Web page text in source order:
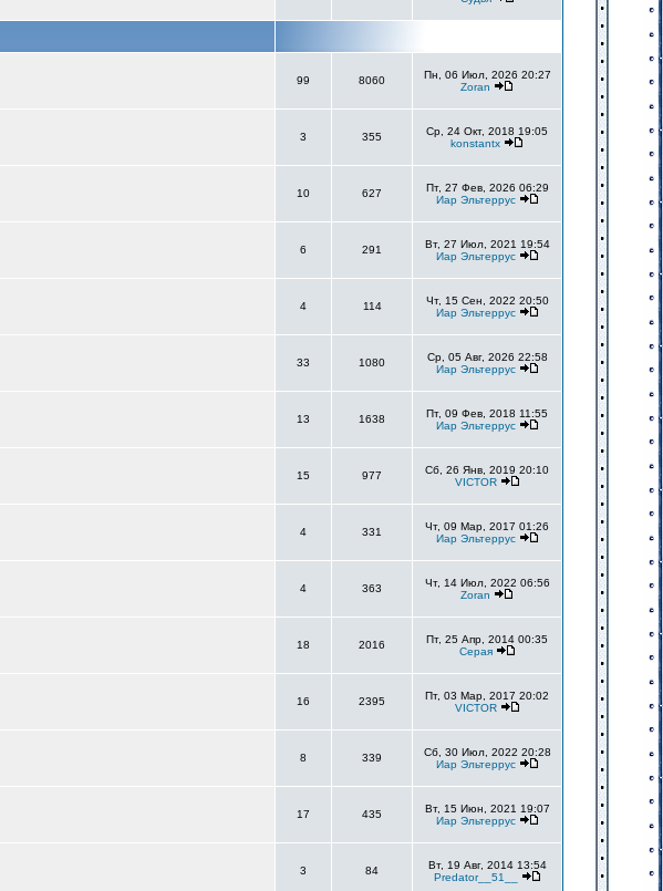
99 8060
Пн, 06 Июл, 2026 20:27
Zoran
3 355
Ср, 24 Окт, 2018 19:05
konstantx
10 627
Пт, 27 Фев, 2026 06:29
Иар Эльтеррус
6 291
Вт, 27 Июл, 2021 19:54
Иар Эльтеррус
4 114
Чт, 15 Сен, 2022 20:50
Иар Эльтеррус
33 1080
Ср, 05 Авг, 2026 22:58
Иар Эльтеррус
13 1638
Пт, 09 Фев, 2018 11:55
Иар Эльтеррус
15 977
Сб, 26 Янв, 2019 20:10
VICTOR
4 331
Чт, 09 Мар, 2017 01:26
Иар Эльтеррус
4 363
Чт, 14 Июл, 2022 06:56
Zoran
18 2016
Пт, 25 Апр, 2014 00:35
Серая
16 2395
Пт, 03 Мар, 2017 20:02
VICTOR
8 339
Сб, 30 Июл, 2022 20:28
Иар Эльтеррус
17 435
Вт, 15 Июн, 2021 19:07
Иар Эльтеррус
3 84
Вт, 19 Авг, 2014 13:54
Predator__51__